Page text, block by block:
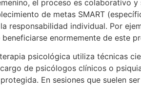
el proceso es colaborativo
de metas SMART
responsabilidad individual. Por
enormemente de este
psicológica utiliza técnicas
de psicólogos clínicos o
En sesiones que suelen